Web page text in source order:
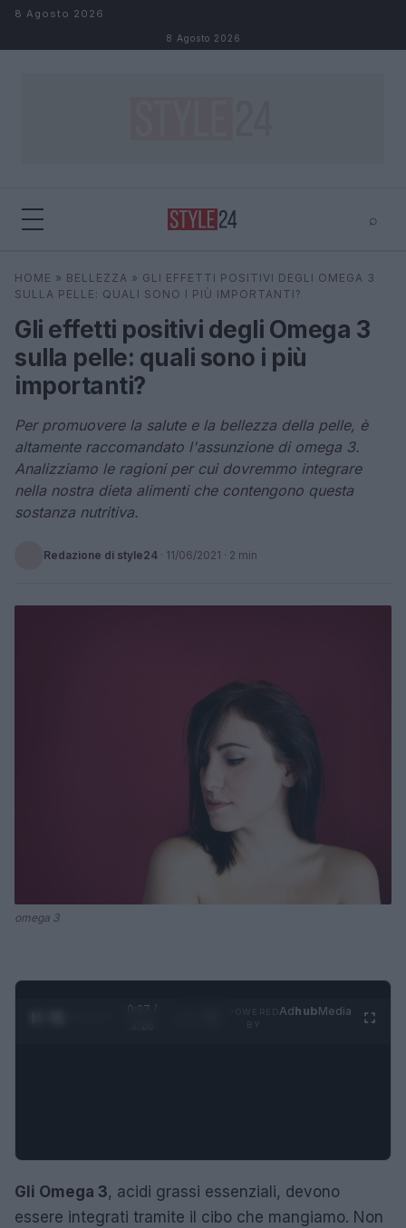
Salta al contenuto
8 Agosto 2026
8 Agosto 2026
⌕
Cerca ⌕ ×
HOME » BELLEZZA » GLI EFFETTI POSITIVI DEGLI OMEGA 3
SULLA PELLE: QUALI SONO I PIÙ IMPORTANTI?
Gli effetti positivi degli Omega 3
sulla pelle: quali sono i più
importanti?
Per promuovere la salute e la bellezza della pelle, è
altamente raccomandato l'assunzione di omega 3.
Analizziamo le ragioni per cui dovremmo integrare
nella nostra dieta alimenti che contengono questa
sostanza nutritiva.
Redazione di style24 · 11/06/2021 · 2 min
omega 3
0:28 /
AdhubMedia
Gli Omega 3, acidi grassi essenziali, devono
essere integrati tramite il cibo che mangiamo. Non